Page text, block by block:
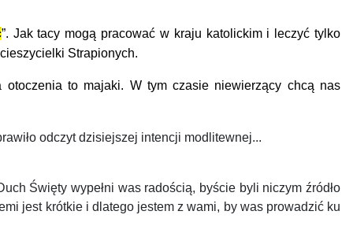
”. Jak tacy mogą pracować w kraju katolickim i leczyć tylko
Strapionych.
otoczenia to majaki. W tym czasie niewierzący chcą nas
odczyt dzisiejszej intencji modlitewnej...
Święty wypełni was radością, byście byli niczym źródło
jest krótkie i dlatego jestem z wami, by was prowadzić ku